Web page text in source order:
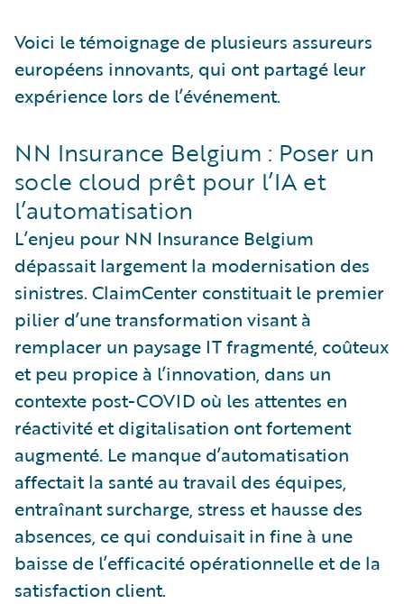
Voici le témoignage de plusieurs assureurs
européens innovants, qui ont partagé leur
expérience lors de l’événement.
NN Insurance Belgium : Poser un
socle cloud prêt pour l’IA et
l’automatisation
L’enjeu pour NN Insurance Belgium
dépassait largement la modernisation des
sinistres. ClaimCenter constituait le premier
pilier d’une transformation visant à
remplacer un paysage IT fragmenté, coûteux
et peu propice à l’innovation, dans un
contexte post-COVID où les attentes en
réactivité et digitalisation ont fortement
augmenté. Le manque d’automatisation
affectait la santé au travail des équipes,
entraînant surcharge, stress et hausse des
absences, ce qui conduisait in fine à une
baisse de l’efficacité opérationnelle et de la
satisfaction client.